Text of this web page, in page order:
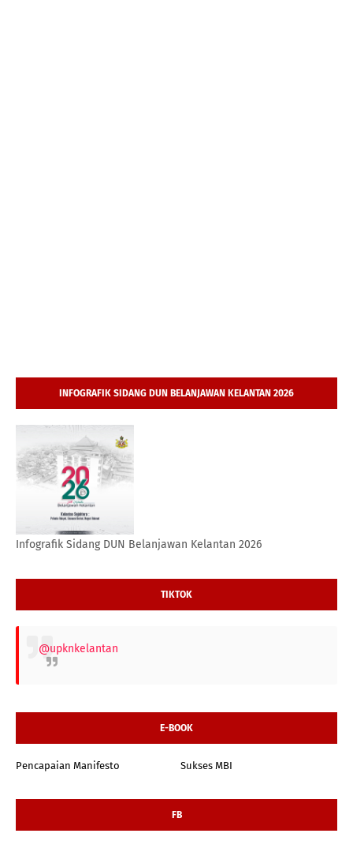
INFOGRAFIK SIDANG DUN BELANJAWAN KELANTAN 2026
Infografik Sidang DUN Belanjawan Kelantan 2026
TIKTOK
@upknkelantan
E-BOOK
Pencapaian Manifesto Sukses MBI
FB